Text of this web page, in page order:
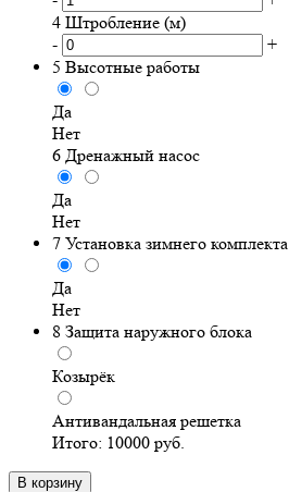
4 Штробление (м)
-
+
5 Высотные работы
Да
Нет
6 Дренажный насос
Да
Нет
7 Установка зимнего комплекта
Да
Нет
8 Защита наружного блока
Козырёк
Антивандальная решетка
Итого: 10000 руб.
В корзину